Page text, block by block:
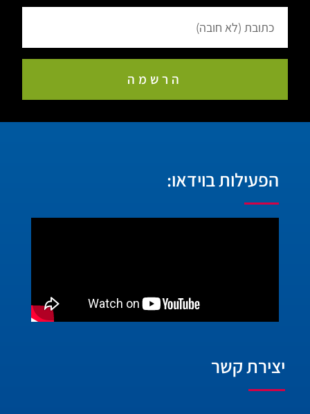
הרשמה
הפעילות בוידאו:
יצירת קשר